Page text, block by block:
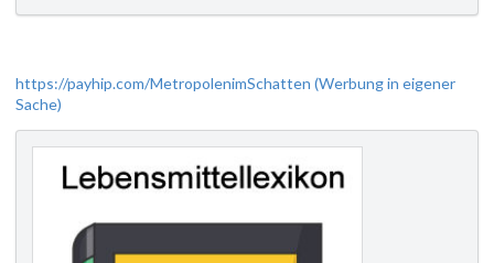
https://payhip.com/MetropolenimSchatten (Werbung in eigener
Sache)